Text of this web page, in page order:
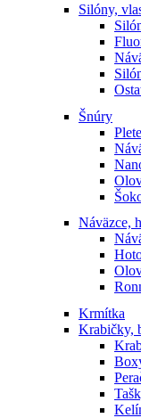
Silóny,
Šnúry
Náväzce,
Krmítka
Krabičky,